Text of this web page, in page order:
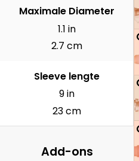
Maximale Diameter
1.1 in
2.7 cm
Sleeve lengte
9 in
23 cm
Add-ons